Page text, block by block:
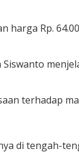
harga Rp.
terhadap
di tengah-